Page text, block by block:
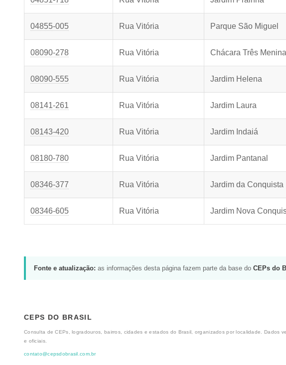
04855-005 Rua Vitória Parque São Miguel
08090-278 Rua Vitória Chácara Três
08090-555 Rua Vitória Jardim Helena
08141-261 Rua Vitória Jardim Laura
08143-420 Rua Vitória Jardim Indaiá
08180-780 Rua Vitória Jardim Pantanal
08346-377 Rua Vitória Jardim da Conquista
08346-605 Rua Vitória Jardim Nova
Fonte e atualização: as informações desta página fazem parte da base do CEPs do
CEPS DO BRASIL
Consulta de CEPs, logradouros, bairros, cidades e estados do Brasil, organizados por localidade. Dados
e oficiais.
contato@cepsdobrasil.com.br